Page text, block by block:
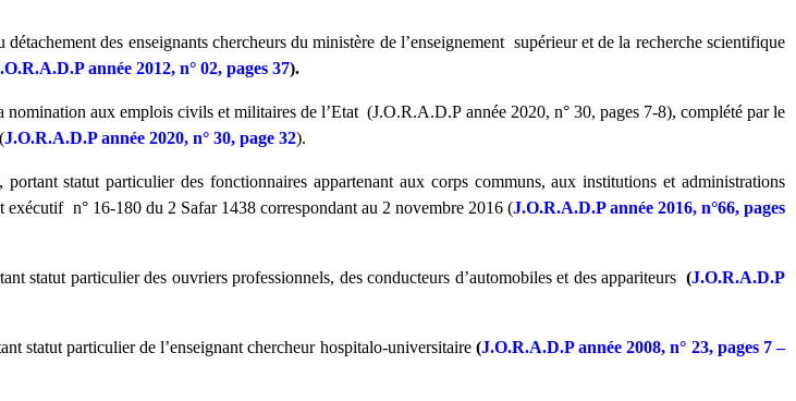
des enseignants chercheurs du ministère de l’enseignement supérieur et de la recherche scientifique
année 2012, n° 02, pages 37).
aux emplois civils et militaires de l’Etat (J.O.R.A.D.P année 2020, n° 30, pages 7-8), complété par le
J.O.R.A.D.P année 2020, n° 30, page 32).
statut particulier des fonctionnaires appartenant aux corps communs, aux institutions et administrations
exécutif n° 16-180 du 2 Safar 1438 correspondant au 2 novembre 2016 (J.O.R.A.D.P année 2016, n°66, pages
statut particulier des ouvriers professionnels, des conducteurs d’automobiles et des appariteurs(J.O.R.A.D.P
statut particulier de l’enseignant chercheur hospitalo-universitaire (J.O.R.A.D.P année 2008, n° 23, pages 7 –